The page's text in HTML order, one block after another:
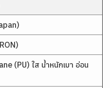
(PU) ใส น้ำหนักเบา อ่อน